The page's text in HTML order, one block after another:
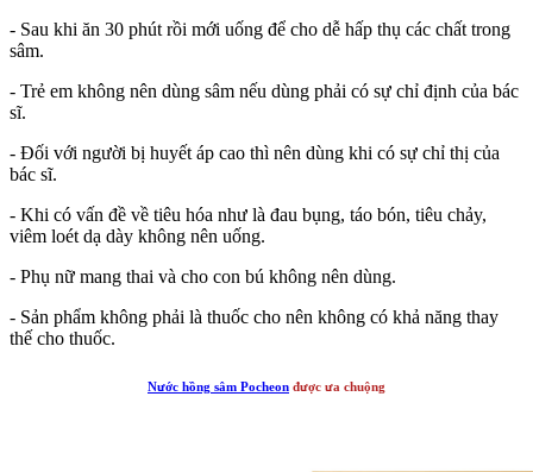
- Sau khi ăn 30 phút rồi mới uống để cho dễ hấp thụ các chất trong
sâm.
- Trẻ em không nên dùng sâm nếu dùng phải có sự chỉ định của bác
sĩ.
- Đối với người bị huyết áp cao thì nên dùng khi có sự chỉ thị của
bác sĩ.
- Khi có vấn đề về tiêu hóa như là đau bụng, táo bón, tiêu chảy,
viêm loét dạ dày không nên uống.
- Phụ nữ mang thai và cho con bú không nên dùng.
- Sản phẩm không phải là thuốc cho nên không có khả năng thay
thế cho thuốc.
Nước hồng sâm Pocheon được ưa chuộng